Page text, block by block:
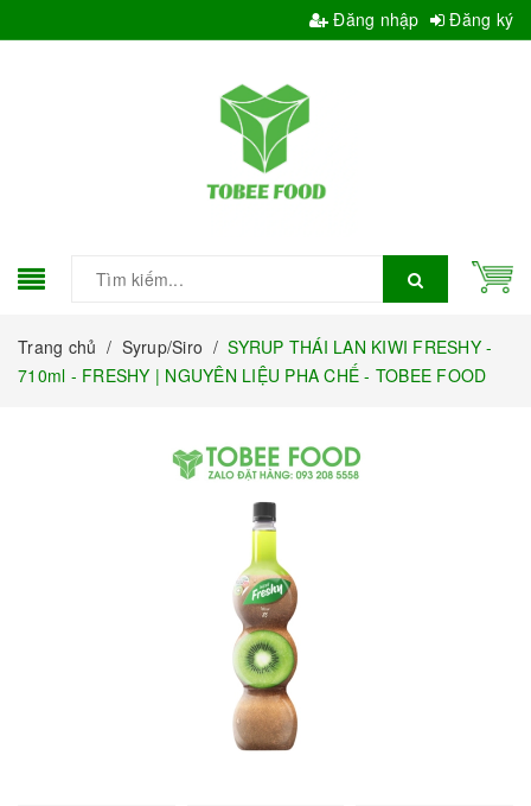
Đăng nhập Đăng ký
Trang chủ / Syrup/Siro / SYRUP THÁI LAN KIWI FRESHY -
710ml - FRESHY | NGUYÊN LIỆU PHA CHẾ - TOBEE FOOD